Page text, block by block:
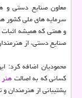
معاون صنایع دستی و
سرمایه های ملی کشور
و همتی که همیشه
صنایع دستی، از
محمودیان اضافه
کسانی که به اصالتهنر
پشتیبانی از هنرمندان